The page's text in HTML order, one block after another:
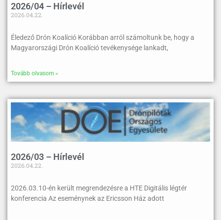
2026/04 – Hírlevél
2026.04.22.
Éledező Drón Koalíció Korábban arról számoltunk be, hogy a
Magyarországi Drón Koalíció tevékenysége lankadt,
Tovább olvasom »
2026/03 – Hírlevél
2026.04.22.
2026.03.10-én került megrendezésre a HTE Digitális légtér
konferencia Az eseménynek az Ericsson Ház adott